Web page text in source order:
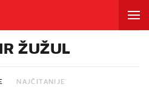
ŽUŽUL
NAJČITANIJE